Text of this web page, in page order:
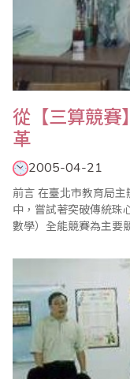
從【三算競賽
革
2005-04-21
前言 在臺北市教育局主辦，「臺北市市長杯學生三算全能競賽」
中，嘗試著突破傳統珠
數學）全能競賽為主要
我們要如何因應？要如
算競賽對個人在教學
待能以拋磚引玉的方式